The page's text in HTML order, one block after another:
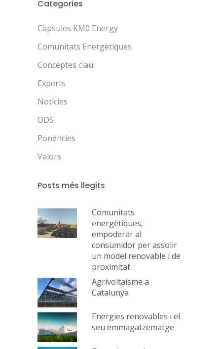
Categories
Càpsules KM0 Energy
Comunitats Energètiques
Conceptes clau
Experts
Notícies
ODS
Ponències
Valors
Posts més llegits
Comunitats
energètiques,
empoderar al
consumidor per assolir
un model renovable i de
proximitat
Agrivoltaisme a
Catalunya
Energies renovables i el
seu emmagatzematge